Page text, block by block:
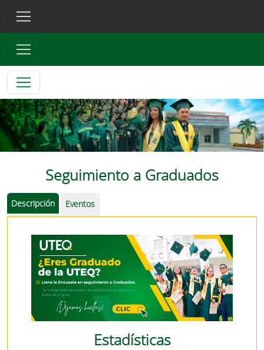
Seguimiento a Graduados
Descripción Eventos
Estadísticas